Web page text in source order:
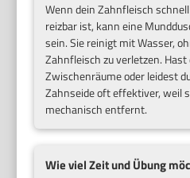
Wenn dein Zahnfleisch
reizbar ist, kann eine
sein. Sie reinigt mit Wasser,
Zahnfleisch zu verletzen.
Zwischenräume oder leidest
Zahnseide oft effektiver, weil
mechanisch entfernt.
Wie viel Zeit und Übung